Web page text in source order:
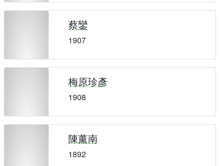
蔡鑾
1907
梅原珍彥
1908
陳薰南
1892